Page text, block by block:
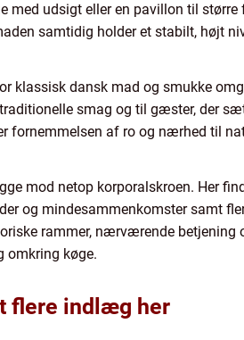
med udsigt eller en pavillon til
samtidig holder et stabilt, højt
klassisk dansk mad og smukke
smag og til gæster, der
fornemmelsen af ro og nærhed til
mod netop korporalskroen. Her
og mindesammenkomster samt
rammer, nærværende betjening
omkring køge.
flere indlæg her